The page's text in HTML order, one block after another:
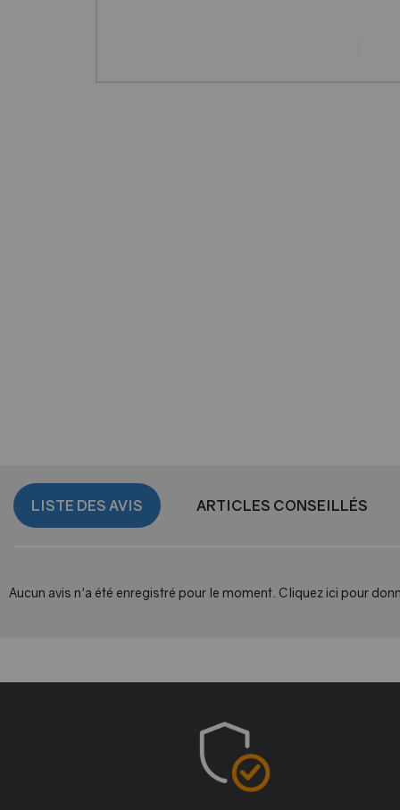
LISTE DES AVIS ARTICLES CONSEILLÉS
Aucun avis n'a été enregistré pour le moment. Cliquez ici pour